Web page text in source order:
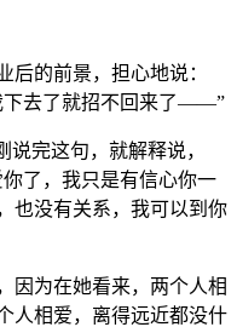
后的前景，担心地说：
下去了就招不回来了——”
完这句，就解释说，
了，我只是有信心你一
也没有关系，我可以到你
因为在她看来，两个人相
人相爱，离得远近都没什